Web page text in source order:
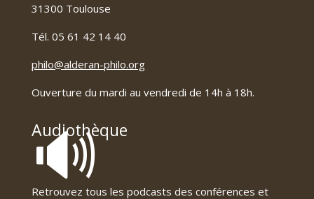
31300 Toulouse
Tél. 05 61 42 14 40
philo@alderan-philo.org
Ouverture du mardi au vendredi de 14h à 18h.
Audiothèque
🔊
Retrouvez tous les podcasts des conférences et